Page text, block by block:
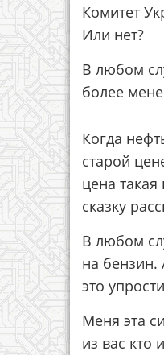
Комитет
Или нет?
В любом
более
Когда
старой
цена
сказку
В любом
на бензин.
это
Меня эта
из вас кто